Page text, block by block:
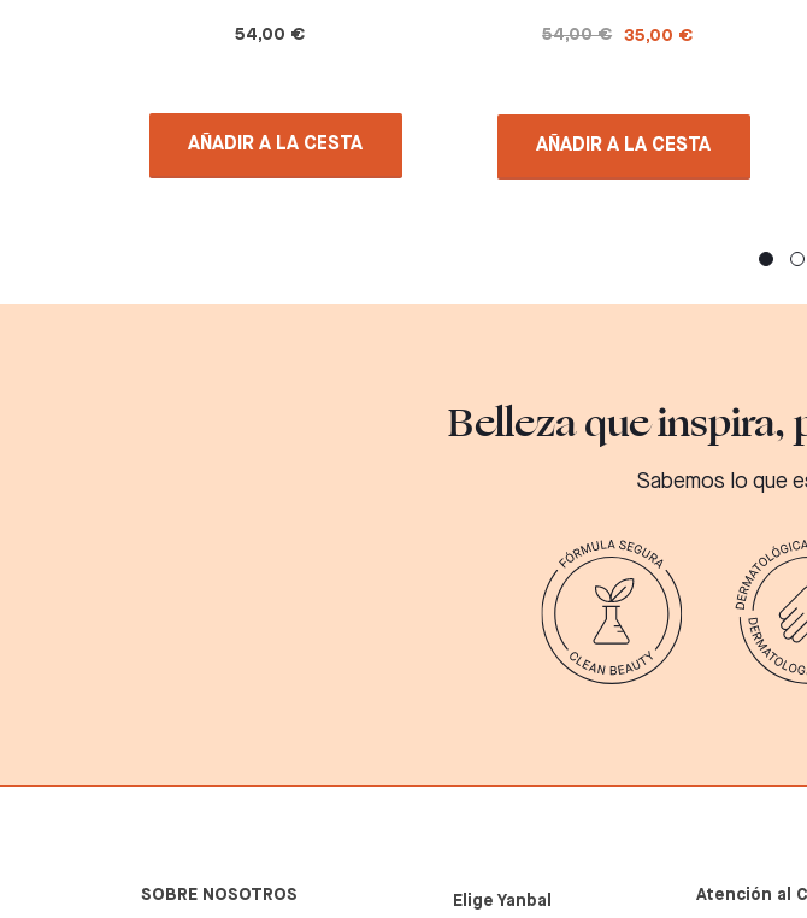
54,00 €
AÑADIR A LA CESTA
54,00 € 35,00 €
AÑADIR A LA CESTA
Belleza que inspira,
Sabemos lo que
SOBRE NOSOTROS Elige Yanbal Atención al